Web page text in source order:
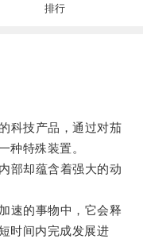
排行
技产品，通过对茄
种特殊装置。
却蕴含着强大的动
的事物中，它会释
时间内完成发展进